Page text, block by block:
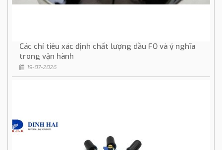
Các chỉ tiêu xác định chất lượng dầu FO và ý nghĩa
trong vận hành
19-07-2026